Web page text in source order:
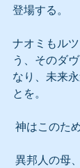
登場する。
ナオミもル
う、そのダ
なり、未来
とを。
神はこのた